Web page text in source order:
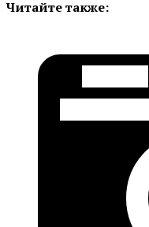
Читайте также: